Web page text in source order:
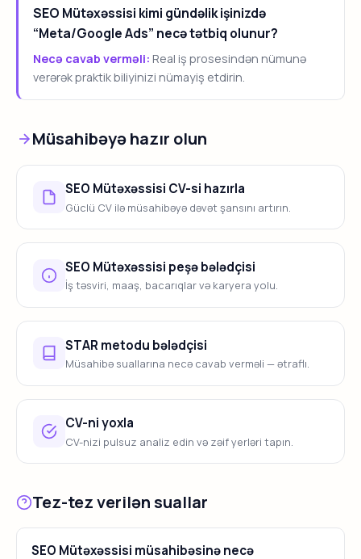
SEO Mütəxəssisi kimi gündəlik işinizdə
“Meta/Google Ads” necə tətbiq olunur?
Necə cavab verməli: Real iş prosesindən nümunə
verərək praktik biliyinizi nümayiş etdirin.
Müsahibəyə hazır olun
SEO Mütəxəssisi CV-si hazırla
Güclü CV ilə müsahibəyə dəvət şansını artırın.
SEO Mütəxəssisi peşə bələdçisi
İş təsviri, maaş, bacarıqlar və karyera yolu.
STAR metodu bələdçisi
Müsahibə suallarına necə cavab verməli — ətraflı.
CV-ni yoxla
CV-nizi pulsuz analiz edin və zəif yerləri tapın.
Tez-tez verilən suallar
SEO Mütəxəssisi müsahibəsinə necə